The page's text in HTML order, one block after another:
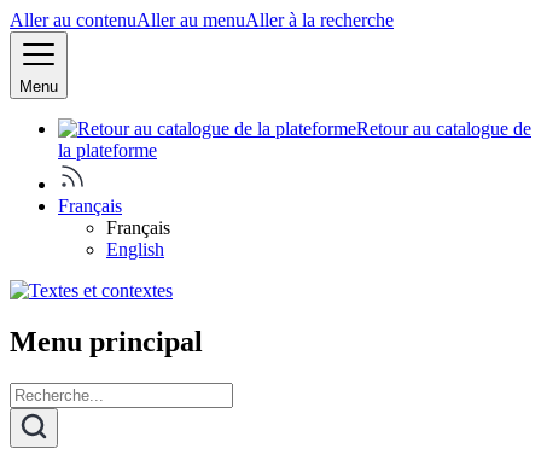
Aller au contenuAller au menuAller à la recherche
Menu
Retour au catalogue de
la plateforme
Français
Français
English
Menu principal